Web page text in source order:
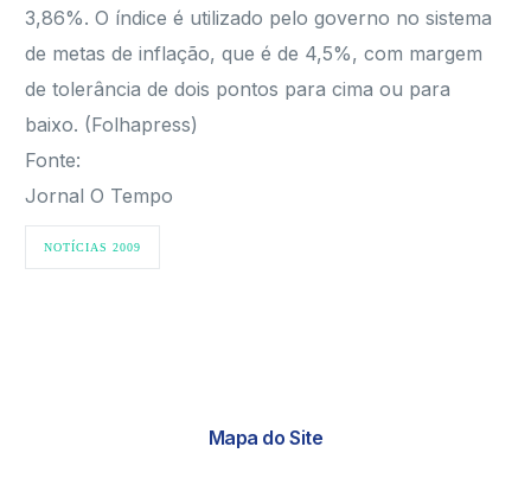
3,86%. O índice é utilizado pelo governo no sistema
de metas de inflação, que é de 4,5%, com margem
de tolerância de dois pontos para cima ou para
baixo. (Folhapress)
Fonte:
Jornal O Tempo
NOTÍCIAS 2009
Mapa do Site